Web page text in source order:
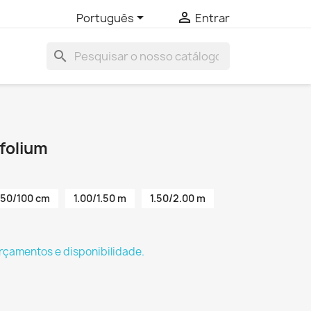
Português  Entrar
search
50/100 cm 1.00/1.50 m 1.50/2.00 m
e disponibilidade.